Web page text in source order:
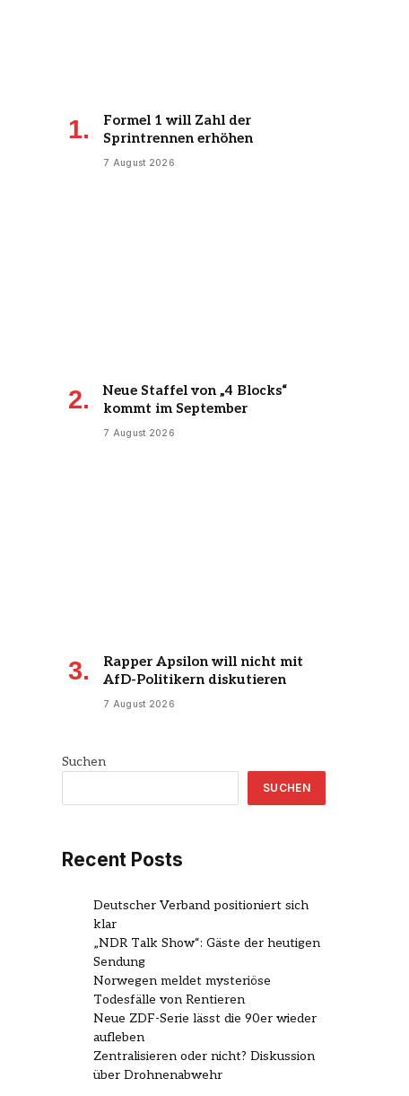
Formel 1 will Zahl der
Sprintrennen erhöhen
7 August 2026
Neue Staffel von „4 Blocks“
kommt im September
7 August 2026
Rapper Apsilon will nicht mit
AfD-Politikern diskutieren
7 August 2026
Suchen
SUCHEN
Recent Posts
Deutscher Verband positioniert sich
klar
„NDR Talk Show“: Gäste der heutigen
Sendung
Norwegen meldet mysteriöse
Todesfälle von Rentieren
Neue ZDF-Serie lässt die 90er wieder
aufleben
Zentralisieren oder nicht? Diskussion
über Drohnenabwehr